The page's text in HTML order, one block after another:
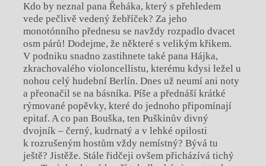
Kdo by neznal pana Řeháka, který s přehledem
vede pečlivě vedený žebříček? Za jeho
monotónního přednesu se navždy rozpadlo dvacet
osm párů! Dodejme, že některé s velikým křikem.
V podniku snadno zastihnete také pana Hájka,
zkrachovalého violoncellistu, kterému kdysi ležel u
nohou celý hudební Berlín. Dnes už neumí ani noty
a přeonačil se na básníka. Píše a přednáší krátké
rýmované popěvky, které do jednoho připomínají
epitaf. A co pan Bouška, ten Puškinův divný
dvojník – černý, kudrnatý a v lehké opilosti
k rozrušeným hostům vždy nemístný? Bývá tu
ještě? Jistěže. Stále řidčeji ovšem přicházívá tichý